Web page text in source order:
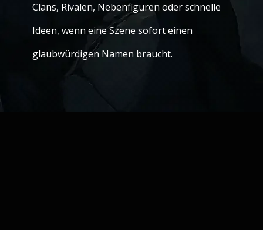
Clans, Rivalen, Nebenfiguren oder schnelle
Ideen, wenn eine Szene sofort einen
glaubwürdigen Namen braucht.